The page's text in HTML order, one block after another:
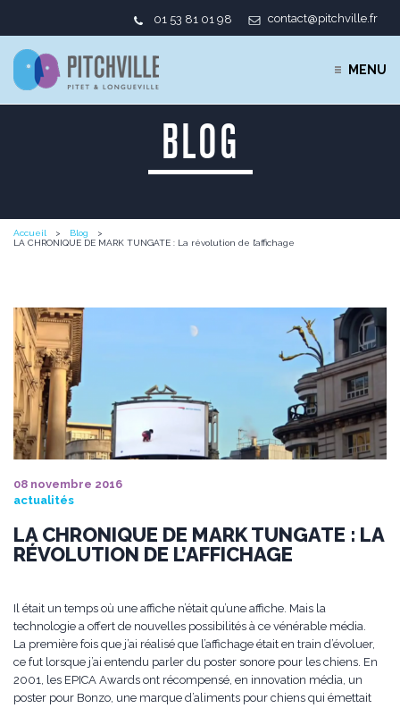
01 53 81 01 98 contact@pitchville.fr
MENU
BLOG
Accueil
Blog
LA CHRONIQUE DE MARK TUNGATE : La révolution de l’affichage
08 novembre 2016
actualités
LA CHRONIQUE DE MARK TUNGATE : LA
RÉVOLUTION DE L’AFFICHAGE
Il était un temps où une affiche n’était qu’une affiche. Mais la
technologie a offert de nouvelles possibilités à ce vénérable média.
La première fois que j’ai réalisé que l’affichage était en train d’évoluer,
ce fut lorsque j’ai entendu parler du poster sonore pour les chiens. En
2001, les EPICA Awards ont récompensé, en innovation média, un
poster pour Bonzo, une marque d’aliments pour chiens qui émettait